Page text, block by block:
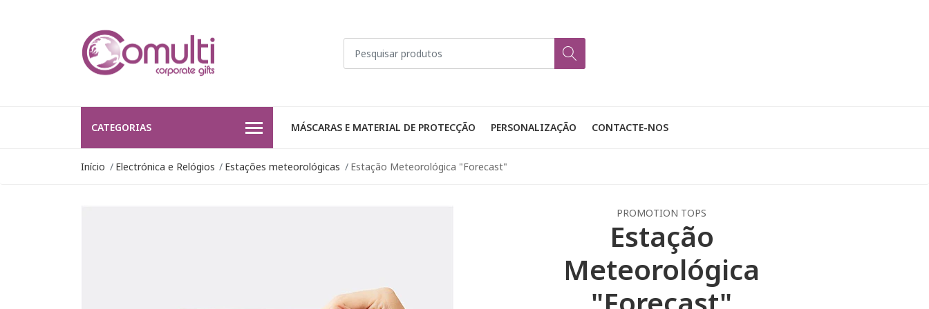
CATEGORIAS MÁSCARAS E MATERIAL DE PROTECÇÃO PERSONALIZAÇÃO CONTACTE-NOS
Início Electrónica e Relógios Estações meteorológicas Estação Meteorológica "Forecast"
PROMOTION TOPS
Estação
Meteorológica